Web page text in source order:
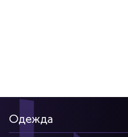
Одежда